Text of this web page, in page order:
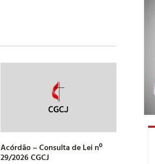
Acórdão – Consulta de Lei nº
29/2026 CGCJ